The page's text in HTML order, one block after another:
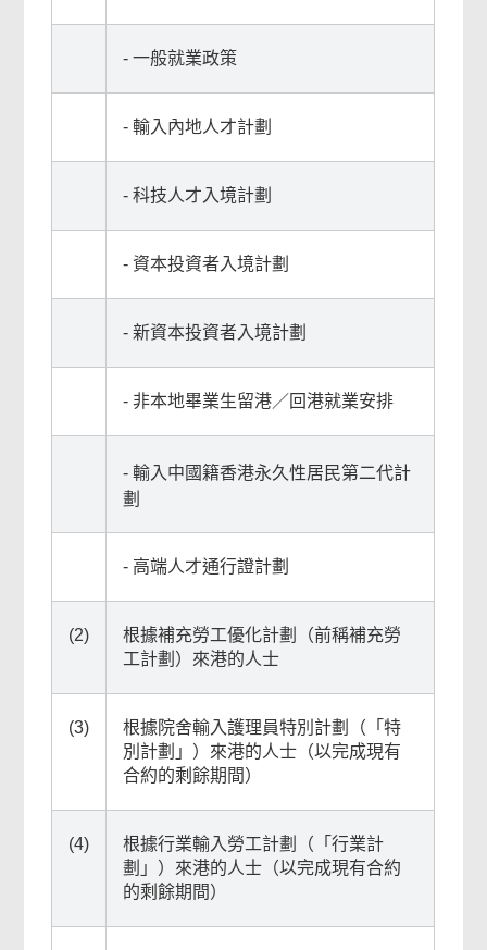
- 一般就業政策
- 輸入內地人才計劃
- 科技人才入境計劃
- 資本投資者入境計劃
- 新資本投資者入境計劃
- 非本地畢業生留港／回港就業安排
- 輸入中國籍香港永久性居民第二代計
劃
- 高端人才通行證計劃
(2)
根據補充勞工優化計劃（前稱補充勞
工計劃）來港的人士
(3)
根據院舍輸入護理員特別計劃（「特
別計劃」）來港的人士（以完成現有
合約的剩餘期間）
(4)
根據行業輸入勞工計劃（「行業計
劃」）來港的人士（以完成現有合約
的剩餘期間）